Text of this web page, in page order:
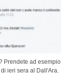
Prendete ad esempio
ieri sera al Dall'Ara.